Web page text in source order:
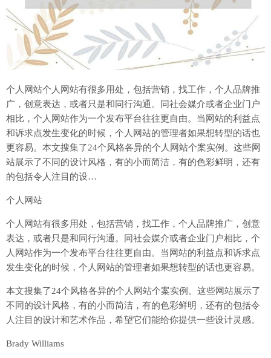
个人网站个人网站有很多用处，包括营销，找工作，个人品牌推
广，创意表达，或者只是和同行沟通。同社会媒介或者企业门户
相比，个人网站作为一个发布平台往往更自由。当网站的利益点
和诉求点发生变化的时候，个人网站的管理者如果想转型的话也
更容易。本文搜集了24个风格各异的个人网站个案实例。这些网
站展示了不同的设计风格，有的小而简洁，有的色彩鲜明，还有
的包括令人注目的设…
个人网站
个人网站有很多用处，包括营销，找工作，个人品牌推广，创意
表达，或者只是和同行沟通。同社会媒介或者企业门户相比，个
人网站作为一个发布平台往往更自由。当网站的利益点和诉求点
发生变化的时候，个人网站的管理者如果想转型的话也更容易。
本文搜集了24个风格各异的个人网站个案实例。这些网站展示了
不同的设计风格，有的小而简洁，有的色彩鲜明，还有的包括令
人注目的设计和艺术作品，希望它们能给你提供一些设计灵感。
Brady Williams